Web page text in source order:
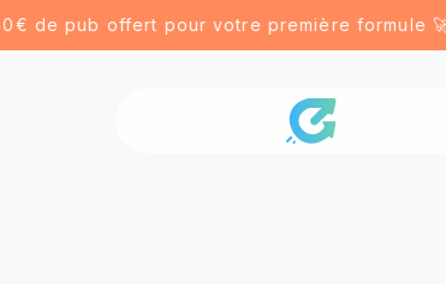
pub offert pour votre première formule 🚀